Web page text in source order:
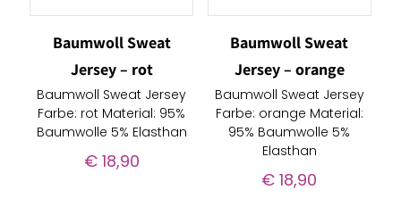
Baumwoll Sweat
Jersey – rot
Baumwoll Sweat Jersey
Farbe: rot Material: 95%
Baumwolle 5% Elasthan
€18,90
Baumwoll Sweat
Jersey – orange
Baumwoll Sweat Jersey
Farbe: orange Material:
95% Baumwolle 5%
Elasthan
€ 18,90